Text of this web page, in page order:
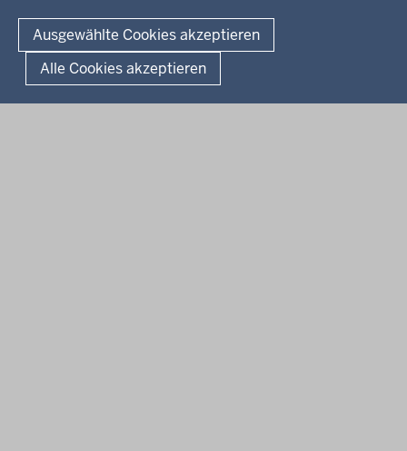
Ausgewählte Cookies akzeptieren
Alle Cookies akzeptieren
Geschützter Kontakt
Landesportal NRW
Anfahrt
E-Rechnung
Fußzeile
Seitenübersicht Kontakt Datenschutz